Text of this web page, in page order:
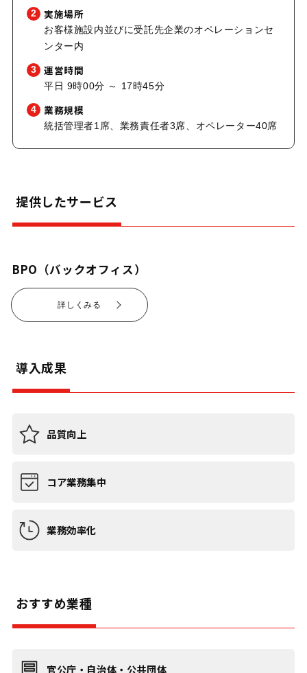
2 実施場所
お客様施設内並びに受託先企業のオペレーションセ
ンター内
3 運営時間
平日 9時00分 ～ 17時45分
4 業務規模
統括管理者1席、業務責任者3席、オペレーター40席
提供したサービス
BPO（バックオフィス）
詳しくみる
導入成果
品質向上
コア業務集中
業務効率化
おすすめ業種
官公庁・自治体・公共団体